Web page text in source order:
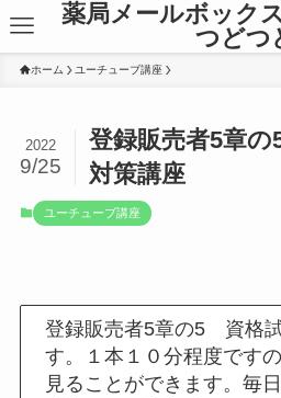
薬局メールボック
つどつ
ホーム ユーチューブ講座
登録販売者5章
対策講座
2022
9/25
ユーチューブ講座
登録販売者5章の5 資格
す。１本１０分程度です
見ることができます。毎